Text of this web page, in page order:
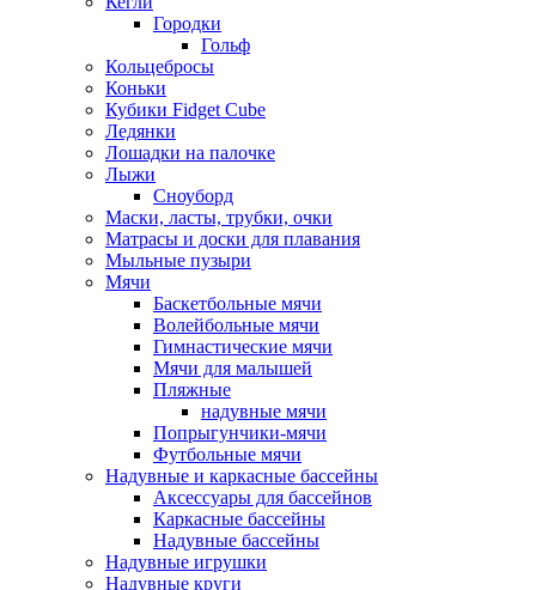
Городки
Гольф
Кольцебросы
Коньки
Кубики Fidget Cube
Ледянки
Лошадки на палочке
Лыжи
Сноуборд
Маски, ласты, трубки, очки
Матрасы и доски для плавания
Мыльные пузыри
Мячи
Баскетбольные мячи
Волейбольные мячи
Гимнастические мячи
Мячи для малышей
Пляжные
надувные мячи
Попрыгунчики-мячи
Футбольные мячи
Надувные и каркасные бассейны
Аксессуары для бассейнов
Каркасные бассейны
Надувные бассейны
Надувные игрушки
Надувные круги